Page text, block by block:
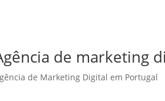
de marketing
de Marketing Digital em Portugal